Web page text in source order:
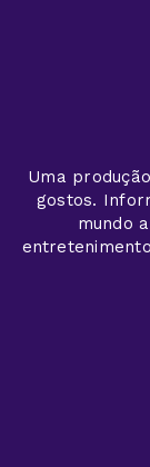
Uma
gostos.
mundo